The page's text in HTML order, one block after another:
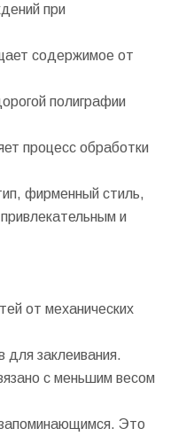
при
содержимое от
полиграфии
процесс обработки
фирменный стиль,
и
от механических
для заклеивания.
с меньшим весом
запоминающимся. Это